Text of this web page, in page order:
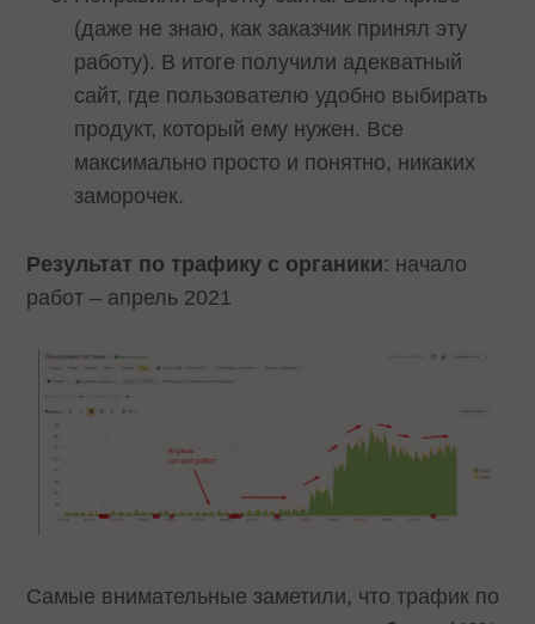
(даже не знаю, как заказчик принял эту
работу). В итоге получили адекватный
сайт, где пользователю удобно выбирать
продукт, который ему нужен. Все
максимально просто и понятно, никаких
заморочек.
Результат по трафику с органики: начало
работ – апрель 2021
Самые внимательные заметили, что трафик по